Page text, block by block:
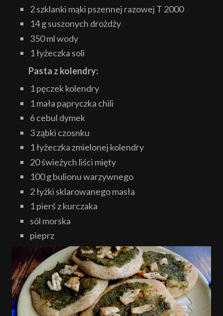
2 szklanki mąki pszennej razowej T 2000
14 g suszonych drożdży
350 ml wody
1 łyżeczka soli
Pasta z kolendry:
1 pęczek kolendry
1 mała papryczka chili
6 cebul dymek
3 ząbki czosnku
1 łyżeczka zmielonej kolendry
20 świeżych liści mięty
100 g bulionu warzywnego
2 łyżki sklarowanego masła
1 pierś z kurczaka
sól morska
pieprz